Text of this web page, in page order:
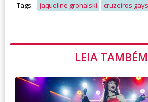
Tags: jaqueline grohalski cruzeiros gays
LEIA TAMBÉM